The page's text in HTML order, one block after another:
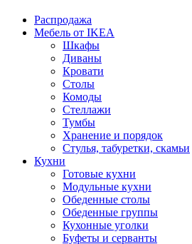
Распродажа
Мебель от IKEA
Шкафы
Диваны
Кровати
Столы
Комоды
Стеллажи
Тумбы
Хранение и порядок
Стулья, табуретки, скамьи
Кухни
Готовые кухни
Модульные кухни
Обеденные столы
Обеденные группы
Кухонные уголки
Буфеты и серванты